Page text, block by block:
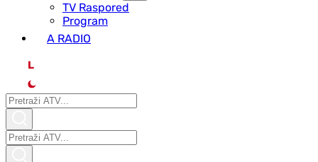
ТV Raspored
Program
A RADIO
L